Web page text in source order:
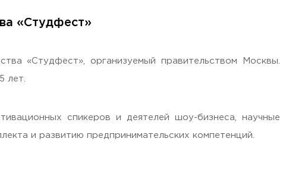
«Студфест»
«Студфест», организуемый правительством Москвы.
лет.
спикеров и деятелей шоу-бизнеса, научные
и развитию предпринимательских компетенций.